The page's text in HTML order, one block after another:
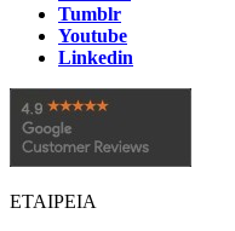
Tumblr
Youtube
Linkedin
ΕΤΑΙΡΕΙΑ